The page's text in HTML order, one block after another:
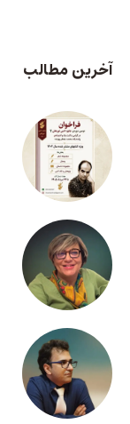
آخرین مطالب